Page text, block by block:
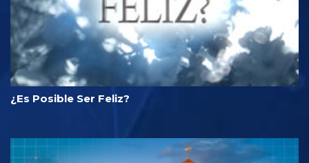
¿Es Posible Ser Feliz?